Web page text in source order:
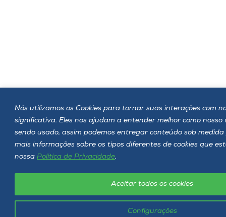
Nós utilizamos os Cookies para tornar suas interações com
significativa. Eles nos ajudam a entender melhor como nosso
sendo usado, assim podemos entregar conteúdo sob
mais informações sobre os tipos diferentes de cookies que
nossa Política de Privacidade.
Configurações
Aceitar todos os cookies